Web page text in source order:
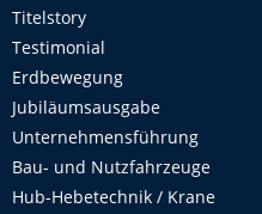
Titelstory
Testimonial
Erdbewegung
Jubiläumsausgabe
Unternehmensführung
Bau- und Nutzfahrzeuge
Hub-Hebetechnik / Krane